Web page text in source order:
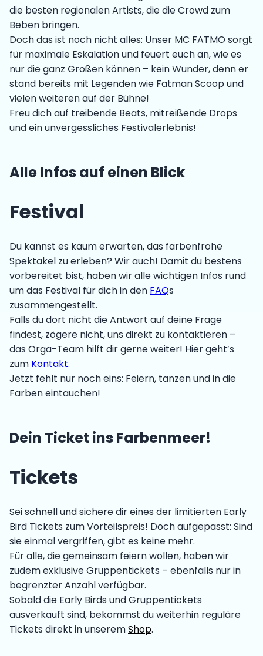
die besten regionalen Artists, die die Crowd zum
Beben bringen.
Doch das ist noch nicht alles: Unser MC FATMO sorgt
für maximale Eskalation und feuert euch an, wie es
nur die ganz Großen können – kein Wunder, denn er
stand bereits mit Legenden wie Fatman Scoop und
vielen weiteren auf der Bühne!
Freu dich auf treibende Beats, mitreißende Drops
und ein unvergessliches Festivalerlebnis!
Alle Infos auf einen Blick
Festival
Du kannst es kaum erwarten, das farbenfrohe
Spektakel zu erleben? Wir auch! Damit du bestens
vorbereitet bist, haben wir alle wichtigen Infos rund
um das Festival für dich in den FAQs
zusammengestellt.
Falls du dort nicht die Antwort auf deine Frage
findest, zögere nicht, uns direkt zu kontaktieren –
das Orga-Team hilft dir gerne weiter! Hier geht’s
zum Kontakt.
Jetzt fehlt nur noch eins: Feiern, tanzen und in die
Farben eintauchen!
Dein Ticket ins Farbenmeer!
Tickets
Sei schnell und sichere dir eines der limitierten Early
Bird Tickets zum Vorteilspreis! Doch aufgepasst: Sind
sie einmal vergriffen, gibt es keine mehr.
Für alle, die gemeinsam feiern wollen, haben wir
zudem exklusive Gruppentickets – ebenfalls nur in
begrenzter Anzahl verfügbar.
Sobald die Early Birds und Gruppentickets
ausverkauft sind, bekommst du weiterhin reguläre
Tickets direkt in unseremShop.